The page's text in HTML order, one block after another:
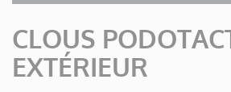
CLOUS
EXTÉRIEUR